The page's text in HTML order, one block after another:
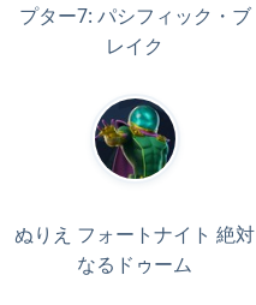
プター7: パシフィック・ブ
レイク
ぬりえ フォートナイト 絶対
なるドゥーム